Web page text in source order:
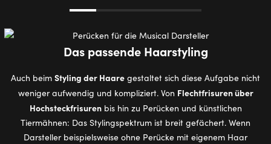
Das pas­sen­de Haar­sty­ling
Auch beim Styling der Haare gestaltet sich diese Aufgabe nicht
weniger aufwendig und kompliziert. Von Flechtfrisuren über
Hochsteckfrisurenbis hin zu Perücken und künstlichen
Tiermähnen: Das Stylingspektrum ist breit gefächert. Wenn
Darsteller beispielsweise ohne Perücke mit eigenem Haar